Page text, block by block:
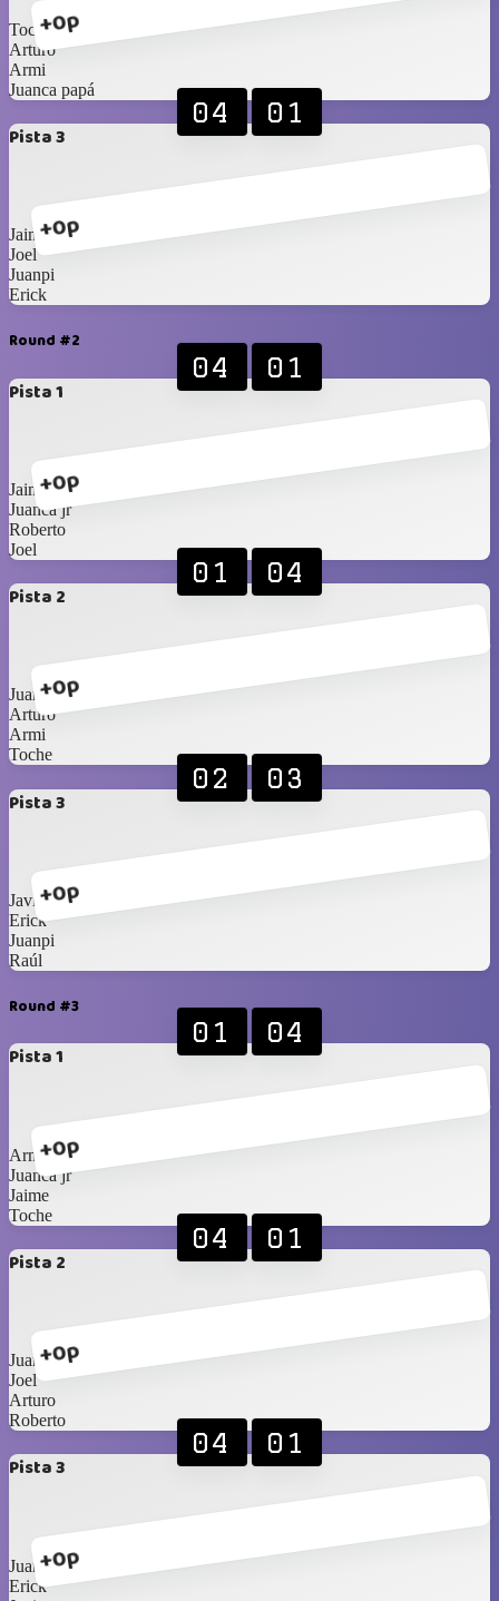
+0p
Toche
Arturo
Armi
Juanca papá
Pista 3
+0p
04 01
Jaime
Joel
Juanpi
Erick
Round #2
Pista 1
+0p
04 01
Jaime
Juanca jr
Roberto
Joel
Pista 2
+0p
01 04
Juanca papá
Arturo
Armi
Toche
Pista 3
+0p
02 03
Javier
Erick
Juanpi
Raúl
Round #3
Pista 1
+0p
01 04
Armi
Juanca jr
Jaime
Toche
Pista 2
+0p
04 01
Juanpi
Joel
Arturo
Roberto
Pista 3
+0p
04 01
Juanca papá
Erick